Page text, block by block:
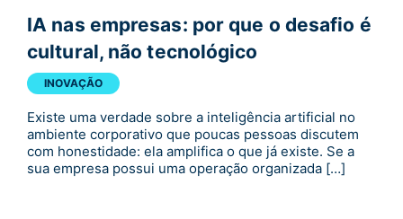
IA nas empresas: por que o desafio é
cultural, não tecnológico
INOVAÇÃO
Existe uma verdade sobre a inteligência artificial no
ambiente corporativo que poucas pessoas discutem
com honestidade: ela amplifica o que já existe. Se a
sua empresa possui uma operação organizada […]